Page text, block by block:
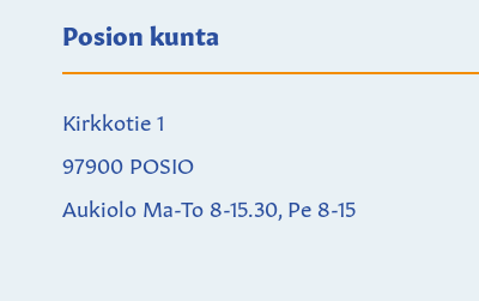
Posion kunta
Kirkkotie 1
97900 POSIO
Aukiolo Ma-To 8-15.30, Pe 8-15